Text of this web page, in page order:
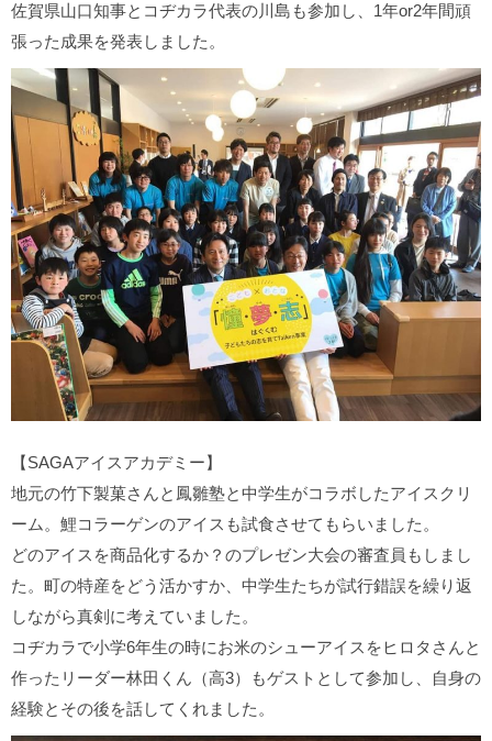
佐賀県山口知事とコヂカラ代表の川島も参加し、1年or2年間頑
張った成果を発表しました。
【SAGAアイスアカデミー】
地元の竹下製菓さんと鳳雛塾と中学生がコラボしたアイスクリ
ーム。鯉コラーゲンのアイスも試食させてもらいました。
どのアイスを商品化するか？のプレゼン大会の審査員もしまし
た。町の特産をどう活かすか、中学生たちが試行錯誤を繰り返
しながら真剣に考えていました。
コヂカラで小学6年生の時にお米のシューアイスをヒロタさんと
作ったリーダー林田くん（高3）もゲストとして参加し、自身の
経験とその後を話してくれました。